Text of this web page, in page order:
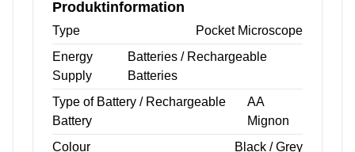
Produktinformation
Type
Pocket Microscope
Energy
Supply
Batteries / Rechargeable
Batteries
Type of Battery / Rechargeable
Battery
AA
Mignon
Colour
Black / Grey